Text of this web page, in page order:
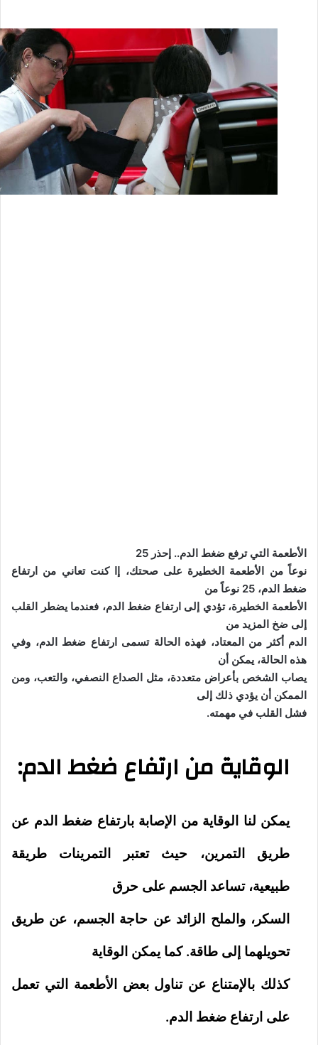
الأطعمة التي ترفع ضغط الدم.. إحذر 25
نوعاً من الأطعمة الخطيرة على صحتك، إا كنت تعاني من ارتفاع
ضغط الدم، 25 نوعاً من
الأطعمة الخطيرة، تؤدي إلى ارتفاع ضغط الدم، فعندما يضطر القلب
إلى ضخ المزيد من
الدم أكثر من المعتاد، فهذه الحالة تسمى ارتفاع ضغط الدم، وفي
هذه الحالة، يمكن أن
يصاب الشخص بأعراض متعددة، مثل الصداع النصفي، والتعب، ومن
الممكن أن يؤدي ذلك إلى
فشل القلب في مهمته.
الوقاية من ارتفاع ضغط الدم:
يمكن لنا الوقاية من الإصابة بارتفاع ضغط الدم عن
طريق التمرين، حيث تعتبر التمرينات طريقة
طبيعية، تساعد الجسم على حرق
السكر، والملح الزائد عن حاجة الجسم، عن طريق
تحويلهما إلى طاقة. كما يمكن الوقاية
كذلك بالإمتناع عن تناول بعض الأطعمة التي تعمل
على ارتفاع ضغط الدم.